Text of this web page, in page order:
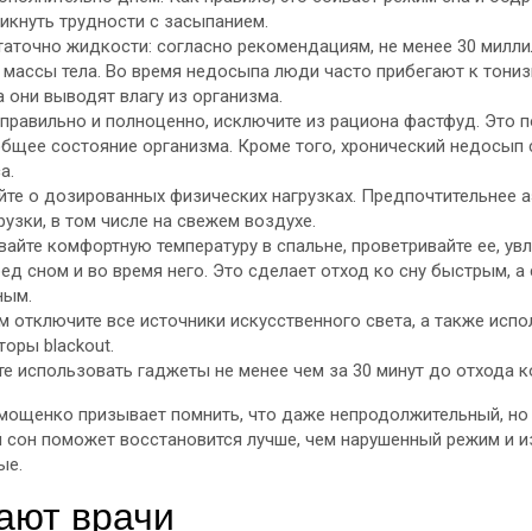
трудности с засыпанием.
жидкости: согласно рекомендациям, не менее 30
тела. Во время недосыпа люди часто прибегают к
они выводят влагу из организма.
и полноценно, исключите из рациона фастфуд. Это
состояние организма. Кроме того, хронический недосып
о дозированных физических нагрузках. Предпочтительнее
в том числе на свежем воздухе.
комфортную температуру в спальне, проветривайте ее,
сном и во время него. Это сделает отход ко сну быстрым, а
отключите все источники искусственного света, а также
blackout.
использовать гаджеты не менее чем за 30 минут до отхода
призывает помнить, что даже непродолжительный, но
сон поможет восстановится лучше, чем нарушенный режим и